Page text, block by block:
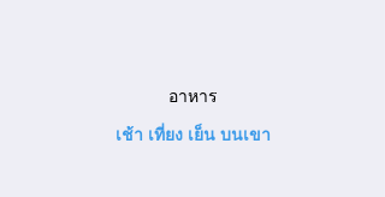
อาหาร
เช้า เที่ยง เย็น บนเขา